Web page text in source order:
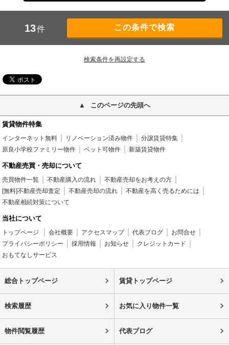
13件
検索条件を再設定する
このページの先頭へ
賃貸物件特集
インターネット無料 リノベーション済み物件
分譲賃貸特集
原良小学校ファミリー物件
ペット可物件 新築賃貸物件
不動産売買・売却について
売買物件一覧 不動産購入の流れ
不動産売却をお考えの方
[無料]不動産売却査定
不動産売却の流れ
不動産を高く売るためには
不動産相続対策について
当社について
トップページ 会社概要 アクセスマップ 代表ブログ
お問合せ
プライバシーポリシー
採用情報 お知らせ
クレジットカード
おもてなしサービス
総合トップページ 賃貸トップページ
検索履歴 お気に入り物件一覧
物件閲覧履歴 代表ブログ